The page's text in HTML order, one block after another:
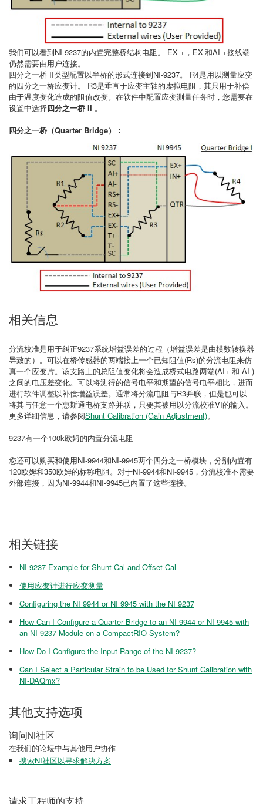
我们可以看到NI-9237的内置完整桥结构电阻。 EX +，EX-和AI +接线端
仍然需要由用户连接。
四分之一桥 II类型配置以半桥的形式连接到NI-9237。 R4是用以测量应变
的四分之一桥应变计。 R3是垂直于应变主轴的虚拟电阻，其只用于补偿
由于温度变化造成的阻值改变。在软件中配置应变测量任务时，您需要在
设置中选择四分之一桥 II 。
四分之一桥（Quarter Bridge）：
相关信息
分流校准是用于纠正9237系统增益误差的过程（增益误差是由模数转换器
导致的）。可以在桥传感器的两端接上一个已知阻值(Rs)的分流电阻来仿
真一个应变片。该支路上的总阻值变化将会造成桥式电路两端(AI+ 和 AI-)
之间的电压差变化。可以将测得的信号电平和期望的信号电平相比，进而
进行软件调整以补偿增益误差。通常将分流电阻与R3并联，但是也可以
将其与任意一个惠斯通电桥支路并联，只要其被用以分流校准VI的输入。
更多详细信息，请参阅Shunt Calibration (Gain Adjustment)。
9237有一个100k欧姆的内置分流电阻
您还可以购买和使用NI-9944和NI-9945两个四分之一桥模块，分别内置有
120欧姆和350欧姆的标称电阻。对于NI-9944和NI-9945，分流校准不需要
外部连接，因为NI-9944和NI-9945已内置了这些连接。
相关链接
NI 9237 Example for Shunt Cal and Offset Cal
使用应变计进行应变测量
Configuring the NI 9944 or NI 9945 with the NI 9237
How Can I Configure a Quarter Bridge to an NI 9944 or NI 9945 with
an NI 9237 Module on a CompactRIO System?
How Do I Configure the Input Range of the NI 9237?
Can I Select a Particular Strain to be Used for Shunt Calibration with
NI-DAQmx?
其他支持选项
询问NI社区
在我们的论坛中与其他用户协作
搜索NI社区以寻求解决方案
请求工程师的支持